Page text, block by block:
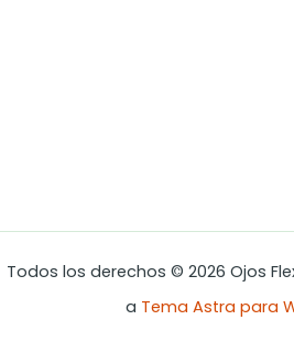
Todos los derechos © 2026 Ojos
a Tema Astra para